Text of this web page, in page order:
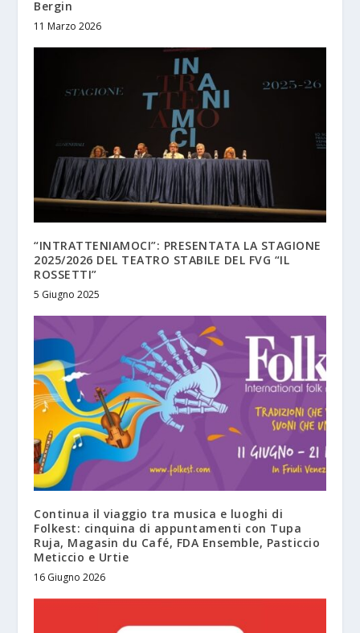
Bergin
11 Marzo 2026
“INTRATTENIAMOCI”: PRESENTATA LA STAGIONE
2025/2026 DEL TEATRO STABILE DEL FVG “IL
ROSSETTI”
5 Giugno 2025
Continua il viaggio tra musica e luoghi di
Folkest: cinquina di appuntamenti con Tupa
Ruja, Magasin du Café, FDA Ensemble, Pasticcio
Meticcio e Urtie
16 Giugno 2026